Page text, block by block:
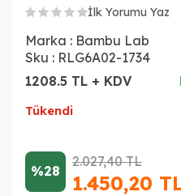
İlk Yorumu Yaz
Marka : Bambu Lab
Sku : RLG6A02-1734
1208.5 TL + KDV
Tükendi
%28
2.027,40TL
1.450,20